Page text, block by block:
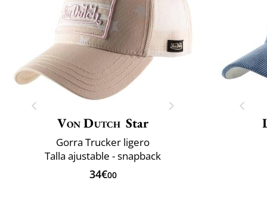
Von Dutch Star
Gorra Trucker ligero
Talla ajustable - snapback
34€00